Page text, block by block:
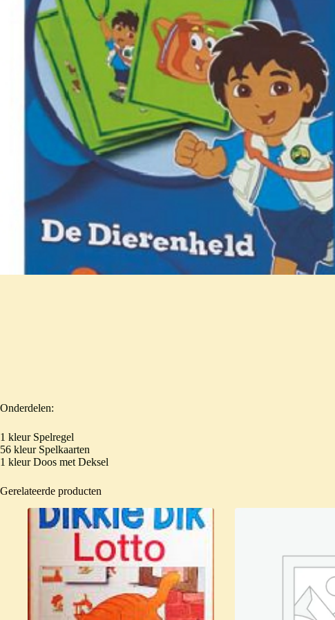
Onderdelen:
1 kleur Spelregel
56 kleur Spelkaarten
1 kleur Doos met Deksel
Gerelateerde producten